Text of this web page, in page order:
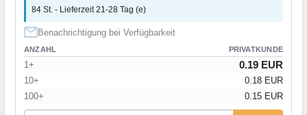
84 St. - Lieferzeit 21-28 Tag (e)
Benachrichtigung bei Verfügbarkeit
ANZAHL PRIVATKUNDE
1+ 0.19 EUR
10+
0.18 EUR
100+
0.15 EUR